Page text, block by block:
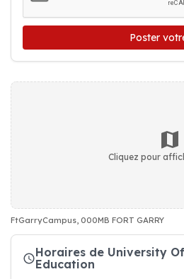
Poster
Cliquez pour
FtGarryCampus, 000MB FORT GARRY
Horaires de University
Education